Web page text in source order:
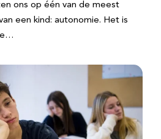
ons op één van de meest
een kind: autonomie. Het is